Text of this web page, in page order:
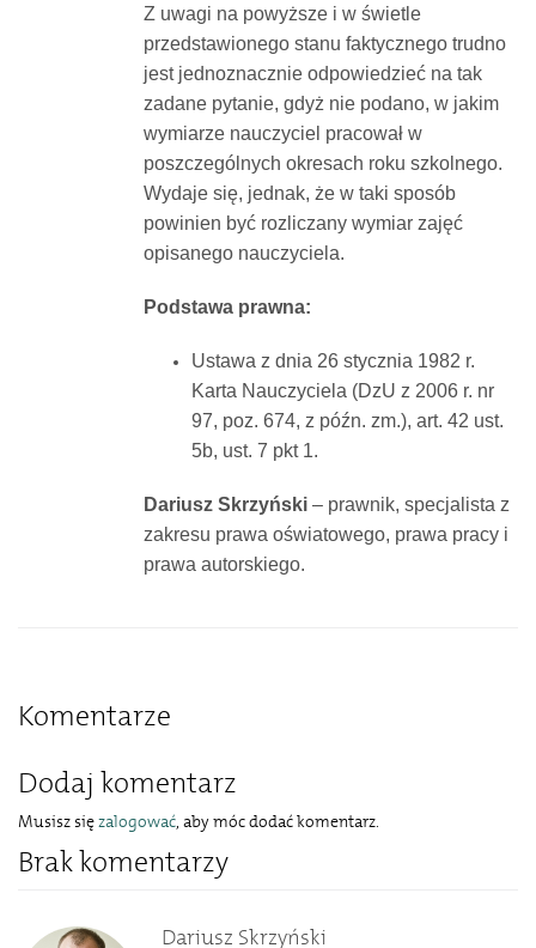
Z uwagi na powyższe i w świetle
przedstawionego stanu faktycznego trudno
jest jednoznacznie odpowiedzieć na tak
zadane pytanie, gdyż nie podano, w jakim
wymiarze nauczyciel pracował w
poszczególnych okresach roku szkolnego.
Wydaje się, jednak, że w taki sposób
powinien być rozliczany wymiar zajęć
opisanego nauczyciela.
Podstawa prawna:
Ustawa z dnia 26 stycznia 1982 r.
Karta Nauczyciela (DzU z 2006 r. nr
97, poz. 674, z późn. zm.), art. 42 ust.
5b, ust. 7 pkt 1.
Dariusz Skrzyński– prawnik, specjalista z
zakresu prawa oświatowego, prawa pracy i
prawa autorskiego.
Komentarze
Dodaj komentarz
Musisz sięzalogować, aby móc dodać komentarz.
Brak komentarzy
Dariusz Skrzyński